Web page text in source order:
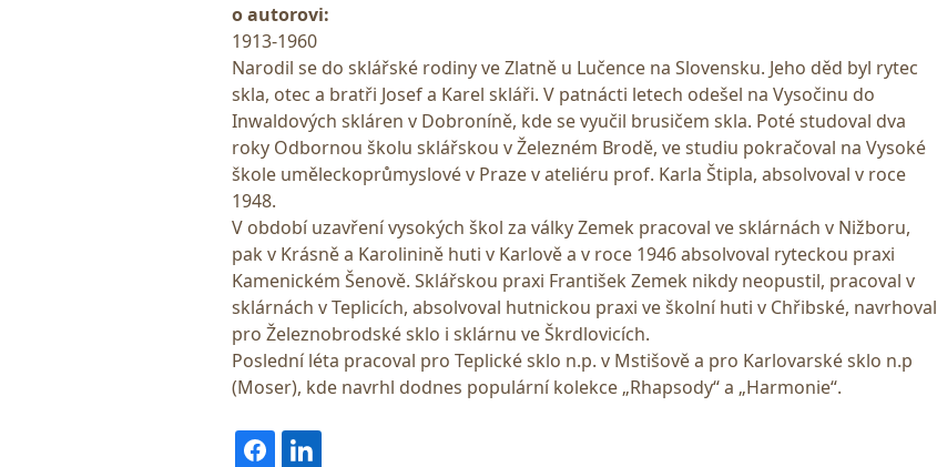
o autorovi:
1913-1960
Narodil se do sklářské rodiny ve Zlatně u Lučence na Slovensku. Jeho děd byl rytec
skla, otec a bratři Josef a Karel skláři. V patnácti letech odešel na Vysočinu do
Inwaldových skláren v Dobroníně, kde se vyučil brusičem skla. Poté studoval dva
roky Odbornou školu sklářskou v Železném Brodě, ve studiu pokračoval na Vysoké
škole uměleckoprůmyslové v Praze v ateliéru prof. Karla Štipla, absolvoval v roce
1948.
V období uzavření vysokých škol za války Zemek pracoval ve sklárnách v Nižboru,
pak v Krásně a Karolinině huti v Karlově a v roce 1946 absolvoval ryteckou praxi
Kamenickém Šenově. Sklářskou praxi František Zemek nikdy neopustil, pracoval v
sklárnách v Teplicích, absolvoval hutnickou praxi ve školní huti v Chřibské, navrhoval
pro Železnobrodské sklo i sklárnu ve Škrdlovicích.
Poslední léta pracoval pro Teplické sklo n.p. v Mstišově a pro Karlovarské sklo n.p
(Moser), kde navrhl dodnes populární kolekce „Rhapsody“ a „Harmonie“.